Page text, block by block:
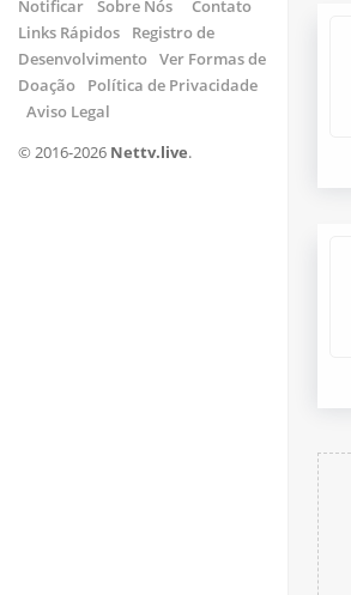
Notificar Sobre Nós
Links Rápidos
Registro de
Desenvolvimento Ver Formas de
Doação
Política de Privacidade
Aviso Legal
© 2016-2026 Nettv.live.